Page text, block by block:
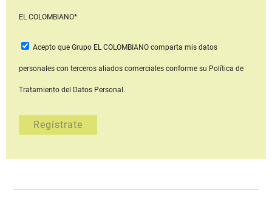
EL COLOMBIANO*
Acepto que Grupo EL COLOMBIANOcomparta mis datos
personales con terceros aliados comerciales conforme su Política de
Tratamiento del Datos Personal.